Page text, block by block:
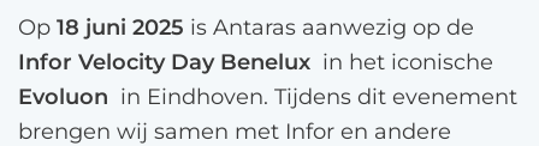
Op 18 juni 2025 is Antaras aanwezig op de
Infor Velocity Day Benelux in het iconische
Evoluon in Eindhoven. Tijdens dit evenement
brengen wij samen met Infor en andere